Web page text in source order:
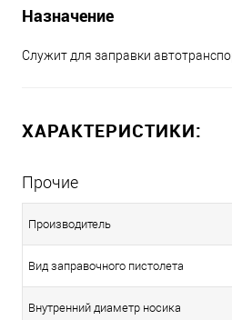
Назначение
Служит для заправки
ХАРАКТЕРИСТИКИ:
Прочие
Производитель
Вид заправочного пистолета
Внутренний диаметр носика